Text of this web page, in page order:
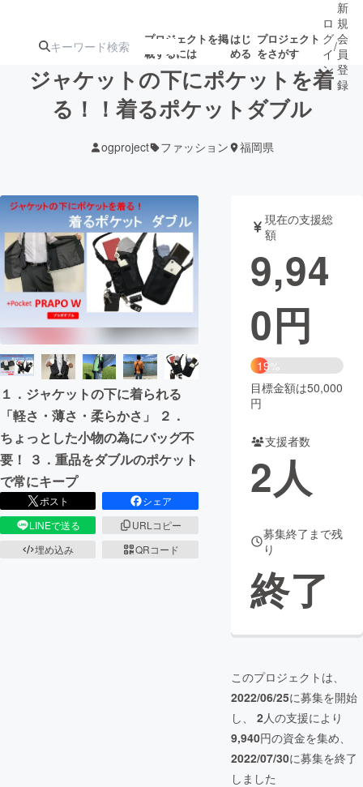
プロジェクトを掲
載するには
はじ
める
プロジェクト
をさがす
ターン
ジェクト
募集終了が近いプ
ロジェクト
アート・写真 音楽
テクノロジー・ガジェット ゲーム・サ
映像・映画 書籍・雑誌
ビジネス・起業 チャレンジ
まちづくり・地域活性化
CAMPFIRE for Social Good
CAMPFIRE Creation
CAMPFIREふるさと納税 machi-ya コミュニティ
ロ
グ
イ
ン
/
新
規
会
員
登
録
ジャケットの下にポケットを着
る！！着るポケットダブル
ogproject ファッション 福岡県
１．ジャケットの下に着られる
「軽さ・薄さ・柔らかさ」 ２．
ちょっとした小物の為にバッグ不
要！ ３．重品をダブルのポケット
で常にキープ
ポスト
シェア
LINEで送る
URLコピー
埋め込み
QRコード
現在の支援総
額
9,94
0円
19%
目標金額は50,000
円
支援者数
2人
募集終了まで残
り
終了
このプロジェクトは、
2022/06/25に募集を開始
し、 2人の支援により
9,940円の資金を集め、
2022/07/30に募集を終了
しました